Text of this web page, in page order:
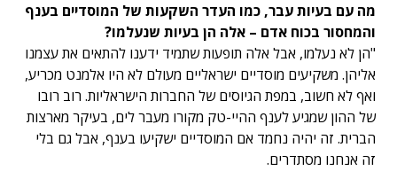
מה עם בעיות עבר, כמו העדר השקעות של המוסדיים בענף
והמחסור בכוח אדם – אלה הן בעיות שנעלמו?
"הן לא נעלמו, אבל אלה תופעות שתמיד ידענו להתאים את עצמנו
אליהן. משקיעים מוסדיים ישראליים מעולם לא היו אלמנט מכריע,
ואף לא חשוב, במפת הגיוסים של החברות הישראליות. רוב רובו
של ההון שמגיע לענף ההיי-טק מקורו מעבר לים, בעיקר מארצות
הברית. זה יהיה נחמד אם המוסדיים ישקיעו בענף, אבל גם בלי
זה אנחנו מסתדרים.